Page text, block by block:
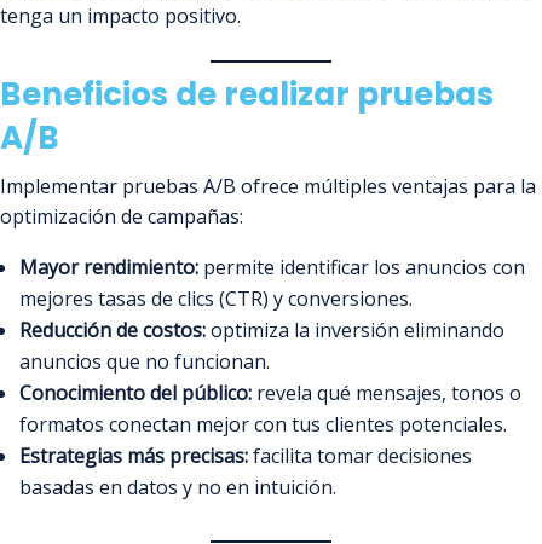
tenga un impacto positivo.
Beneficios de realizar pruebas
A/B
Implementar pruebas A/B ofrece múltiples ventajas para la
optimización de campañas:
Mayor rendimiento: permite identificar los anuncios con
mejores tasas de clics (CTR) y conversiones.
Reducción de costos:optimiza la inversión eliminando
anuncios que no funcionan.
Conocimiento del público: revela qué mensajes, tonos o
formatos conectan mejor con tus clientes potenciales.
Estrategias más precisas:facilita tomar decisiones
basadas en datos y no en intuición.